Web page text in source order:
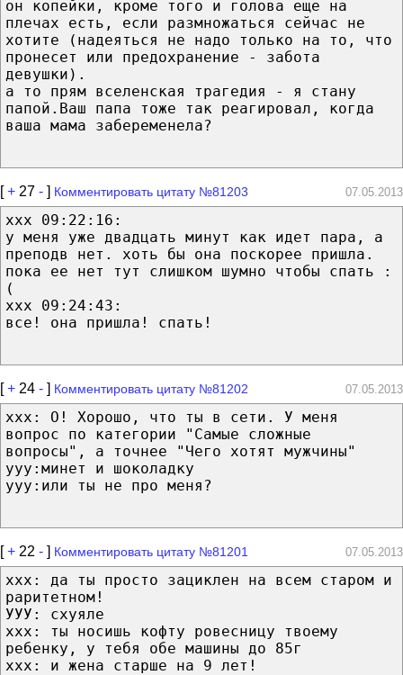
он копейки, кроме того и голова еще на
плечах есть, если размножаться сейчас не
хотите (надеяться не надо только на то, что
пронесет или предохранение - забота
девушки).
а то прям вселенская трагедия - я стану
папой.Ваш папа тоже так реагировал, когда
ваша мама забеременела?
[+ 27 - ] Комментировать цитату №81203 07.05.2013
xxx 09:22:16:
у меня уже двадцать минут как идет пара, а
преподв нет. хоть бы она поскорее пришла.
пока ее нет тут слишком шумно чтобы спать :
(
xxx 09:24:43:
все! она пришла! спать!
[+ 24 - ] Комментировать цитату №81202 07.05.2013
xxx: О! Хорошо, что ты в сети. У меня
вопрос по категории "Самые сложные
вопросы", а точнее "Чего хотят мужчины"
yyy:минет и шоколадку
yyy:или ты не про меня?
[+ 22 - ] Комментировать цитату №81201 07.05.2013
ххх: да ты просто зациклен на всем старом и
раритетном!
УУУ: схуяле
ххх: ты носишь кофту ровесницу твоему
ребенку, у тебя обе машины до 85г
ххх: и жена старше на 9 лет!